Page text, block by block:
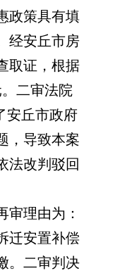
政策具有填
经安丘市房
取证，根据
二审法院
安丘市政府
，导致本案
法改判驳回
理由为：
迁安置补偿
。二审判决